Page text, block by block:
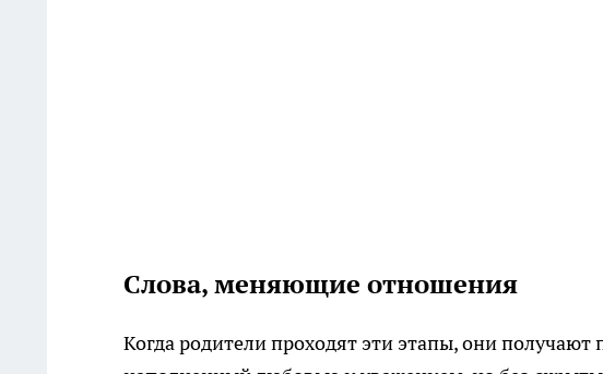
Слова, меняющие отношения
Когда родители проходят эти этапы, они получают